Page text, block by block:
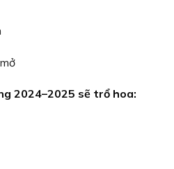
2024–2025 sẽ trổ hoa: